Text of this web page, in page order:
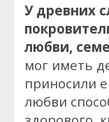
У древних
любви,
мог иметь
приносили
любви